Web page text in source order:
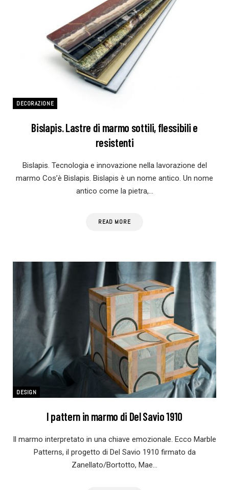
DECORAZIONE
Bislapis. Lastre di marmo sottili, flessibili e
resistenti
Bislapis. Tecnologia e innovazione nella lavorazione del
marmo Cos’è Bislapis. Bislapis è un nome antico. Un nome
antico come la pietra,…
READ MORE
DESIGN
I pattern in marmo di Del Savio 1910
Il marmo interpretato in una chiave emozionale. Ecco Marble
Patterns, il progetto di Del Savio 1910 firmato da
Zanellato/Bortotto, Mae…